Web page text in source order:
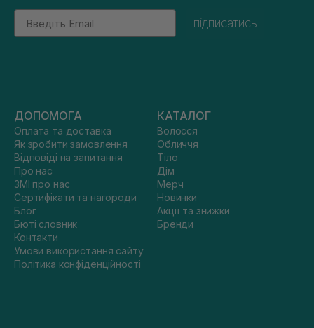
Email
підписатись
ДОПОМОГА
Оплата та доставка
Як зробити замовлення
Відповіді на запитання
Про нас
ЗМІ про нас
Сертифікати та нагороди
Блог
Бюті словник
Контакти
Умови використання сайту
Політика конфіденційності
КАТАЛОГ
Волосся
Обличчя
Тіло
Дім
Мерч
Новинки
Акції та знижки
Бренди